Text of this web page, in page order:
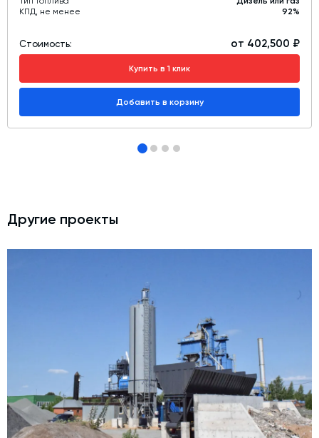
КПД, не менее
92%
Стоимость: от 402,500 ₽
Купить в 1 клик
Добавить в корзину
Другие проекты